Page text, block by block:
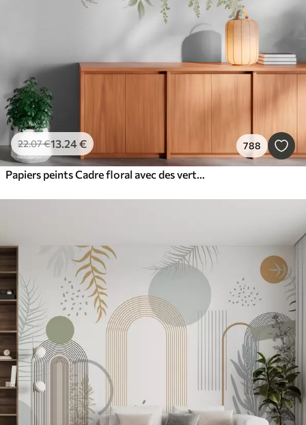
22.07€13.24€ 788
Papiers peints Cadre floral avec des verts aquarelles